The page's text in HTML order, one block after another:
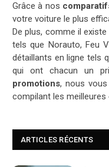
Grâce à nos
votre voiture le plus
De plus, comme il
tels que Norauto, Feu
détaillants en ligne tels
qui ont chacun un
promotions, nous vous
compilant les
ARTICLES RÉCENTS